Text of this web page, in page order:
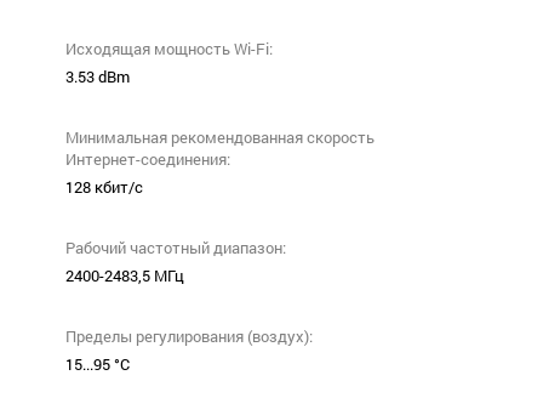
Исходящая мощность Wi-Fi:
3.53 dBm
Минимальная рекомендованная скорость
Интернет-соединения:
128 кбит/с
Рабочий частотный диапазон:
2400-2483,5 МГц
Пределы регулирования (воздух):
15...95 °C